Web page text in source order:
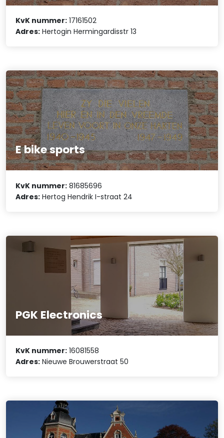
KvK nummer: 17161502
Adres: Hertogin Hermingardisstr 13
E bike sports
KvK nummer: 81685696
Adres: Hertog Hendrik I-straat 24
PGK Electronics
KvK nummer: 16081558
Adres: Nieuwe Brouwerstraat 50